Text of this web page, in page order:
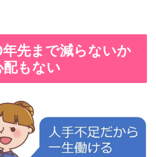
先まで減らないか
配もない